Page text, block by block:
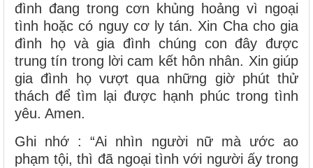
đình đang trong cơn khủng hoảng vì ngoại
tình hoặc có nguy cơ ly tán. Xin Cha cho gia
đình họ và gia đình chúng con đây được
trung tín trong lời cam kết hôn nhân. Xin giúp
gia đình họ vượt qua những giờ phút thử
thách để tìm lại được hạnh phúc trong tình
yêu. Amen.
Ghi nhớ : “Ai nhìn người nữ mà ước ao
phạm tội, thì đã ngoại tình với người ấy trong